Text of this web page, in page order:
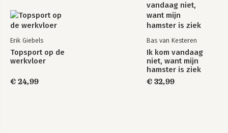
Erik Giebels
Topsport op de
werkvloer
€ 24,99
Bas van Kesteren
Ik kom vandaag
niet, want mijn
hamster is ziek
€ 32,99